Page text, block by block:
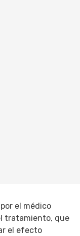
el médico
tratamiento, que
el efecto